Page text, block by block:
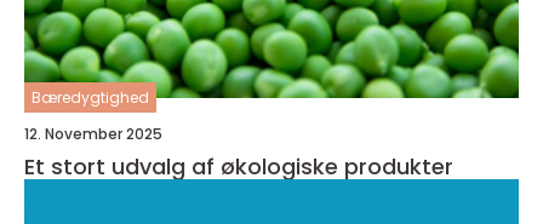
Bæredygtighed
12. November 2025
Et stort udvalg af økologiske produkter